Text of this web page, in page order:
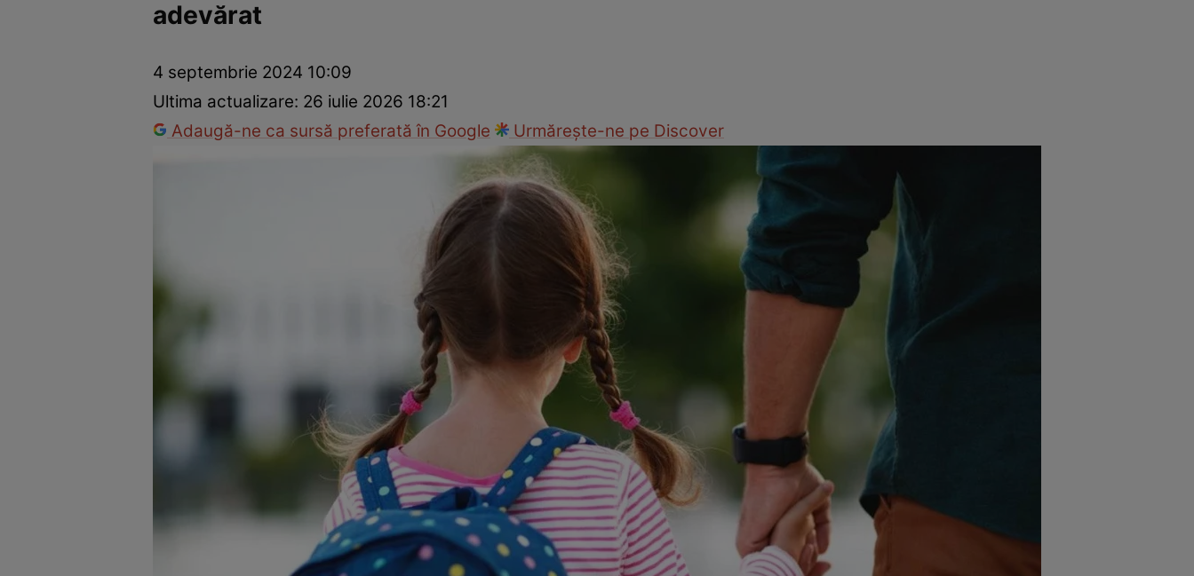
Prevenție și tratamentRemedii naturiste
adevărat
4 septembrie 2024 10:09
Ultima actualizare: 26 iulie 2026 18:21
Adaugă-ne ca sursă preferată în Google
Urmărește-ne pe Discover